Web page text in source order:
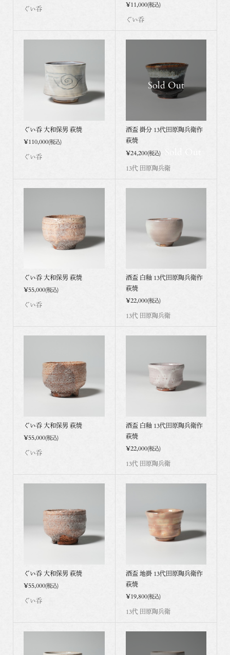
ぐい呑
¥11,000(税込)
ぐい呑
ぐい呑 大和保男 萩焼
¥110,000(税込)
ぐい呑
Sold Out
酒盃 掛分 13代田原陶兵衛作
萩焼
¥24,200(税込)
13代 田原陶兵衛
ぐい呑 大和保男 萩焼
¥55,000(税込)
ぐい呑
酒盃 白釉 13代田原陶兵衛作
萩焼
¥22,000(税込)
13代 田原陶兵衛
ぐい呑 大和保男 萩焼
¥55,000(税込)
ぐい呑
酒盃 白釉 13代田原陶兵衛作
萩焼
¥22,000(税込)
13代 田原陶兵衛
ぐい呑 大和保男 萩焼
¥55,000(税込)
ぐい呑
酒盃 地掛 13代田原陶兵衛作
萩焼
¥19,800(税込)
13代 田原陶兵衛